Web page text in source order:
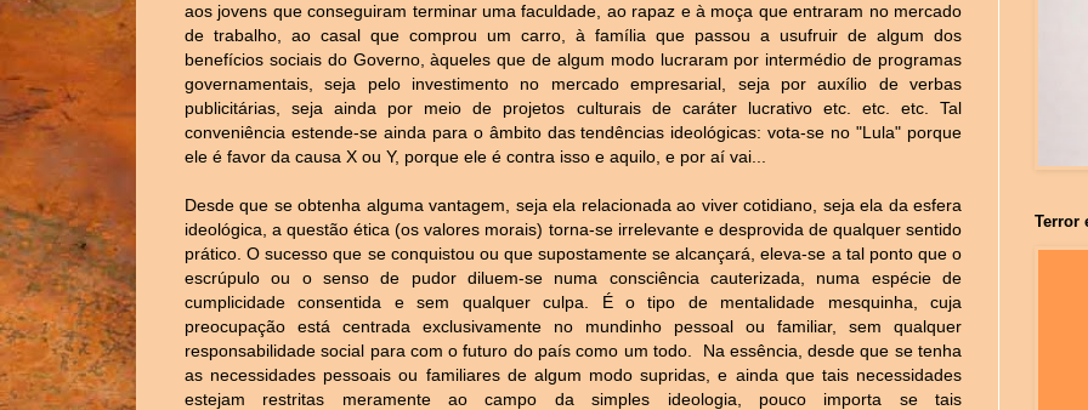
aos jovens que conseguiram terminar uma faculdade, ao rapaz e à moça que entraram no mercado
de trabalho, ao casal que comprou um carro, à família que passou a usufruir de algum dos
benefícios sociais do Governo, àqueles que de algum modo lucraram por intermédio de programas
governamentais, seja pelo investimento no mercado empresarial, seja por auxílio de verbas
publicitárias, seja ainda por meio de projetos culturais de caráter lucrativo etc. etc. etc. Tal
conveniência estende-se ainda para o âmbito das tendências ideológicas: vota-se no "Lula" porque
ele é favor da causa X ou Y, porque ele é contra isso e aquilo, e por aí vai...
Desde que se obtenha alguma vantagem, seja ela relacionada ao viver cotidiano, seja ela da esfera
ideológica, a questão ética (os valores morais) torna-se irrelevante e desprovida de qualquer sentido
prático. O sucesso que se conquistou ou que supostamente se alcançará, eleva-se a tal ponto que o
escrúpulo ou o senso de pudor diluem-se numa consciência cauterizada, numa espécie de
cumplicidade consentida e sem qualquer culpa. É o tipo de mentalidade mesquinha , cuja
preocupação está centrada exclusivamente no mundinho pessoal ou familiar, sem qualquer
responsabilidade social para com o futuro do país como um todo. Na essência, desde que se tenha
as necessidades pessoais ou familiares de algum modo supridas, e ainda que tais necessidades
estejam restritas meramente ao campo da simples ideologia, pouco importa se tais
Terror